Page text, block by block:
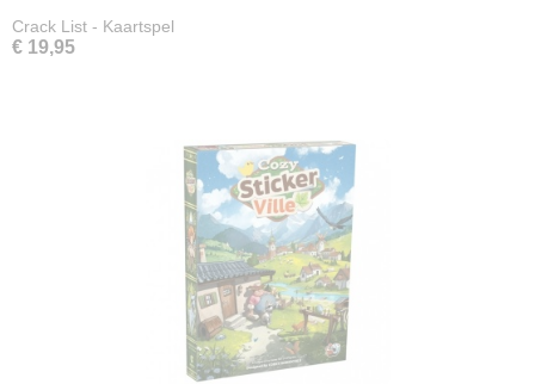
Crack List - Kaartspel
€ 19,95